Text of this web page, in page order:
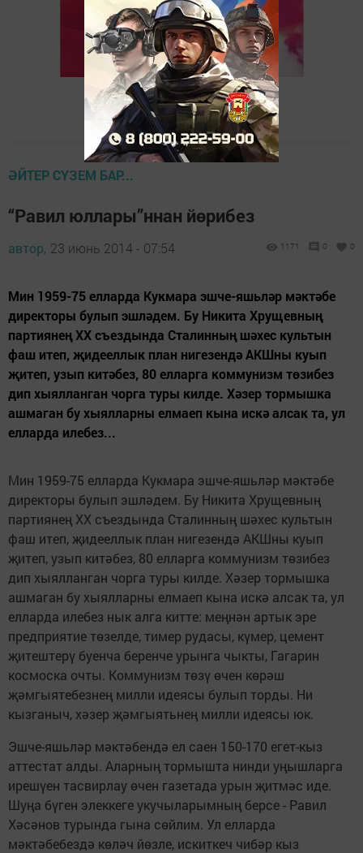
ӘЙТЕР СҮЗЕМ БАР...
“Равил юллары”ннан йөрибез
автор, 23 июнь 2014 - 07:54 1171 0 0
Мин 1959-75 елларда Кукмара эшче-яшьләр мәктәбе
директоры булып эшләдем. Бу Никита Хрущевның
партиянең ХХ съездында Сталинның шәхес культын
фаш итеп, җидееллык план нигезендә АКШны куып
җитеп, узып китәбез, 80 елларга коммунизм төзибез
дип хыялланган чорга туры килде. Хәзер тормышка
ашмаган бу хыялларны елмаеп кына искә алсак та, ул
елларда илебез...
Мин 1959-75 елларда Кукмара эшче-яшьләр мәктәбе
директоры булып эшләдем. Бу Никита Хрущевның
партиянең ХХ съездында Сталинның шәхес культын
фаш итеп, җидееллык план нигезендә АКШны куып
җитеп, узып китәбез, 80 елларга коммунизм төзибез
дип хыялланган чорга туры килде. Хәзер тормышка
ашмаган бу хыялларны елмаеп кына искә алсак та, ул
елларда илебез нык алга китте: меңнән артык эре
предприятие төзелде, тимер рудасы, күмер, цемент
җитештерү буенча беренче урынга чыкты, Гагарин
космоска очты. Коммунизм төзү өчен көрәш
җәмгыятебезнең милли идеясы булып торды. Ни
кызганыч, хәзер җәмгыятьнең милли идеясы юк.
Эшче-яшьләр мәктәбендә ел саен 150-170 егет-кыз
аттестат алды. Аларның тормышта нинди уңышларга
ирешүен тасвирлау өчен газетада урын җитмәс иде.
Шуңа бүген элеккеге укучыларымның берсе - Равил
Хәсәнов турында гына сөйлим. Ул елларда
мәктәбебездә көләч йөзле, искиткеч чибәр кыз